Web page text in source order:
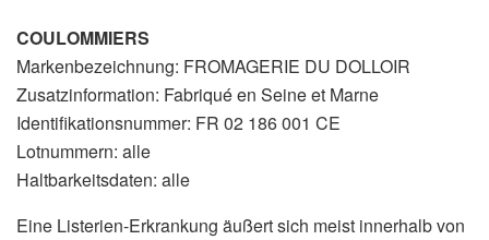
COULOMMIERS
Markenbezeichnung: FROMAGERIE DU DOLLOIR
Zusatzinformation: Fabriqué en Seine et Marne
Identifikationsnummer: FR 02 186 001 CE
Lotnummern: alle
Haltbarkeitsdaten: alle
Eine Listerien-Erkrankung äußert sich meist innerhalb von